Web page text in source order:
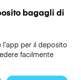
bagagli di
per il deposito
facilmente